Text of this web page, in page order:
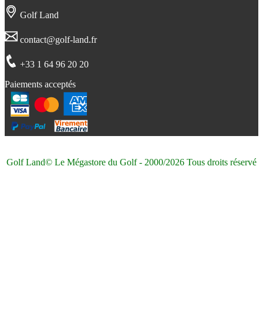
Golf Land
contact@golf-land.fr
+33 1 64 96 20 20
Paiements acceptés
Golf Land© Le Mégastore du Golf - 2000/2026 Tous droits réservé